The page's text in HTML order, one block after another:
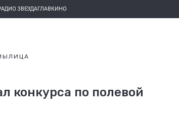
ЗВЕЗДАГЛАВКИНО
ЛИЦА
конкурса по полевой